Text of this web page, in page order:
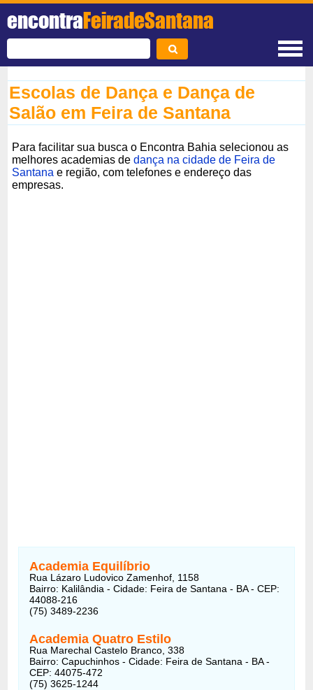
encontraFeiradeSantana
Escolas de Dança e Dança de
Salão em Feira de Santana
Para facilitar sua busca o Encontra Bahia selecionou as
melhores academias dedança na cidade de Feira de
Santana e região, com telefones e endereço das
empresas.
Academia Equilíbrio
Rua Lázaro Ludovico Zamenhof, 1158
Bairro: Kalilândia - Cidade: Feira de Santana - BA - CEP:
44088-216
(75) 3489-2236
Academia Quatro Estilo
Rua Marechal Castelo Branco, 338
Bairro: Capuchinhos - Cidade: Feira de Santana - BA -
CEP: 44075-472
(75) 3625-1244